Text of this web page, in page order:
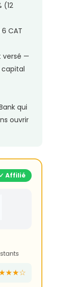
(12
CAT
versé —
qui
ouvrir
✓ Affilié